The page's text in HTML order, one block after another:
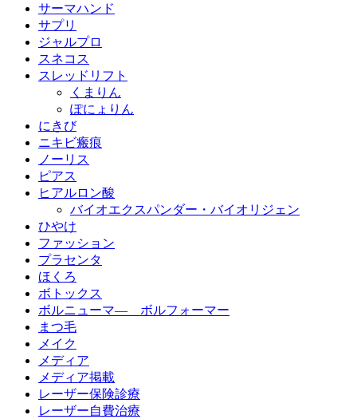
サーマハンド
サプリ
ジャルプロ
スネコス
スレッドリフト
くまりん
ぽにょりん
にきび
ニキビ瘢痕
ノーリス
ピアス
ヒアルロン酸
バイオエクスパンダー・バイオリジェン
ひやけ
ファッション
プラセンタ
ほくろ
ボトックス
ボルニューマ― ボルフォーマー
まつ毛
メイク
メディア
メディア掲載
レーザー保険診療
レーザー自費治療